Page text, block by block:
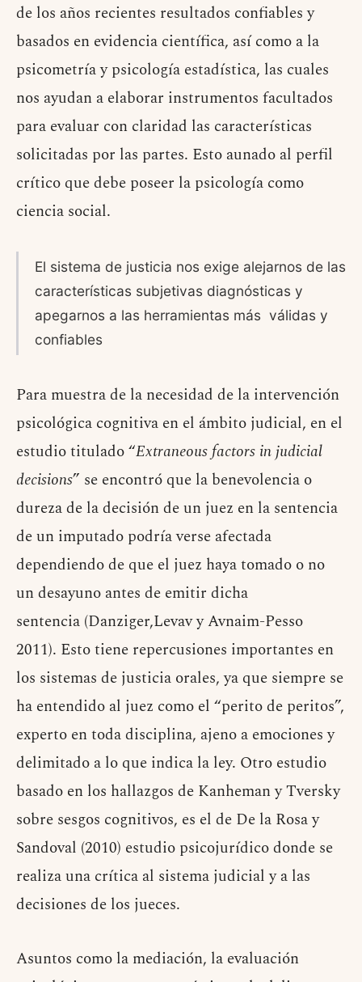
de los años recientes resultados confiables y
basados en evidencia científica, así como a la
psicometría y psicología estadística, las cuales
nos ayudan a elaborar instrumentos facultados
para evaluar con claridad las características
solicitadas por las partes. Esto aunado al perfil
crítico que debe poseer la psicología como
ciencia social.
El sistema de justicia nos exige alejarnos de las
características subjetivas diagnósticas y
apegarnos a las herramientas más válidas y
confiables
Para muestra de la necesidad de la intervención
psicológica cognitiva en el ámbito judicial, en el
estudio titulado “Extraneous factors in judicial
decisions” se encontró que la benevolencia o
dureza de la decisión de un juez en la sentencia
de un imputado podría verse afectada
dependiendo de que el juez haya tomado o no
un desayuno antes de emitir dicha
sentencia (Danziger,Levav y Avnaim-Pesso
2011). Esto tiene repercusiones importantes en
los sistemas de justicia orales, ya que siempre se
ha entendido al juez como el “perito de peritos”,
experto en toda disciplina, ajeno a emociones y
delimitado a lo que indica la ley. Otro estudio
basado en los hallazgos de Kanheman y Tversky
sobre sesgos cognitivos, es el de De la Rosa y
Sandoval (2010) estudio psicojurídico donde se
realiza una crítica al sistema judicial y a las
decisiones de los jueces.
Asuntos como la mediación, la evaluación